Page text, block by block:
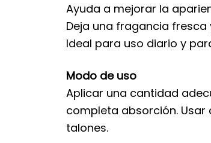
Ayuda a mejorar la
Deja una fragancia fresca
Ideal para uso diario y
Modo de uso
Aplicar una cantidad
completa absorción.
talones.